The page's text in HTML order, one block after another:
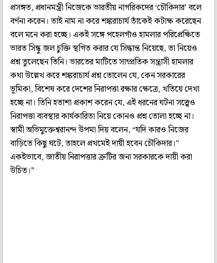
প্রসঙ্গত, প্রধানমন্ত্রী নিজেকে ভারতীয় নাগরিকদের ‘চৌকিদার’ বলে
বর্ণনা করেন। তাই নাম না করে শঙ্করাচার্য তাঁকেই কটাক্ষ করেছেন
বলে মনে করা হচ্ছে। একই সঙ্গে পহেলগাঁও হামলার পরিপ্রেক্ষিতে
ভারত সিন্ধু জল চুক্তি স্থগিত করার যে সিদ্ধান্ত নিয়েছে, তা নিয়েও
প্রশ্ন তুলেছেন তিনি। ভারতের মাটিতে সাম্প্রতিক সন্ত্রাসী হামলার
কথা উল্লেখ করে শঙ্করাচার্য প্রশ্ন তোলেন যে, কেন সরকারের
ভূমিকা, বিশেষ করে দেশের নিরাপত্তা রক্ষার ক্ষেত্রে, খতিয়ে দেখা
হচ্ছে না। তিনি হতাশা প্রকাশ করেন যে, এই ধরনের ঘটনা সত্ত্বেও
নিরাপত্তা ব্যবস্থার কার্যকারিতা নিয়ে কোনও প্রশ্ন তোলা হচ্ছে না।
স্বামী অভিমুক্তেশ্বরানন্দ উপমা দিয় বলেন, “যদি কারও নিজের
বাড়িতে কিছু ঘটে, তাহলে প্রথমেই দায়ী হবেন চৌকিদার।"
একইভাবে, জাতীয় নিরাপত্তার ত্রুটির জন্য সরকারকে দায়ী করা
উচিত।”